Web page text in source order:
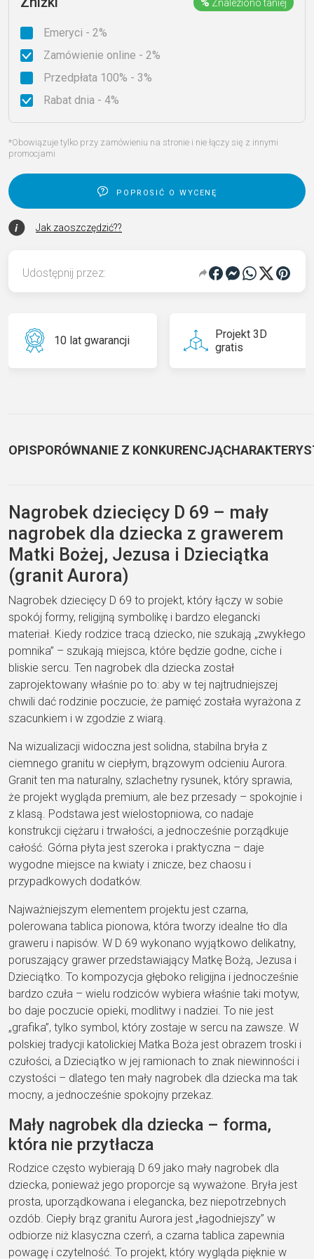
Znaleziono taniej
Emeryci - 2%
Zamówienie online - 2%
Przedpłata 100% - 3%
Rabat dnia - 4%
*Obowiązuje tylko przy zamówieniu na stronie i nie łączy się z innymi
promocjami
poprosić o wycenę
Jak zaoszczędzić??
Udostępnij przez:
10 lat gwarancji
Projekt 3D
gratis
OPISPORÓWNANIE Z KONKURENCJĄ
Nagrobek dziecięcy D 69 – mały
nagrobek dla dziecka z grawerem
Matki Bożej, Jezusa i Dzieciątka
(granit Aurora)
Nagrobek dziecięcy D 69 to projekt, który łączy w sobie
spokój formy, religijną symbolikę i bardzo elegancki
materiał. Kiedy rodzice tracą dziecko, nie szukają „zwykłego
pomnika” – szukają miejsca, które będzie godne, ciche i
bliskie sercu. Ten nagrobek dla dziecka został
zaprojektowany właśnie po to: aby w tej najtrudniejszej
chwili dać rodzinie poczucie, że pamięć została wyrażona z
szacunkiem i w zgodzie z wiarą.
Na wizualizacji widoczna jest solidna, stabilna bryła z
ciemnego granitu w ciepłym, brązowym odcieniu Aurora.
Granit ten ma naturalny, szlachetny rysunek, który sprawia,
że projekt wygląda premium, ale bez przesady – spokojnie i
z klasą. Podstawa jest wielostopniowa, co nadaje
konstrukcji ciężaru i trwałości, a jednocześnie porządkuje
całość. Górna płyta jest szeroka i praktyczna – daje
wygodne miejsce na kwiaty i znicze, bez chaosu i
przypadkowych dodatków.
Najważniejszym elementem projektu jest czarna,
polerowana tablica pionowa, która tworzy idealne tło dla
graweru i napisów. W D 69 wykonano wyjątkowo delikatny,
poruszający grawer przedstawiający Matkę Bożą, Jezusa i
Dzieciątko. To kompozycja głęboko religijna i jednocześnie
bardzo czuła – wielu rodziców wybiera właśnie taki motyw,
bo daje poczucie opieki, modlitwy i nadziei. To nie jest
„grafika”, tylko symbol, który zostaje w sercu na zawsze. W
polskiej tradycji katolickiej Matka Boża jest obrazem troski i
czułości, a Dzieciątko w jej ramionach to znak niewinności i
czystości – dlatego ten mały nagrobek dla dziecka ma tak
mocny, a jednocześnie spokojny przekaz.
Mały nagrobek dla dziecka – forma,
która nie przytłacza
Rodzice często wybierają D 69 jako mały nagrobek dla
dziecka, ponieważ jego proporcje są wyważone. Bryła jest
prosta, uporządkowana i elegancka, bez niepotrzebnych
ozdób. Ciepły brąz granitu Aurora jest „łagodniejszy” w
odbiorze niż klasyczna czerń, a czarna tablica zapewnia
powagę i czytelność. To projekt, który wygląda pięknie w